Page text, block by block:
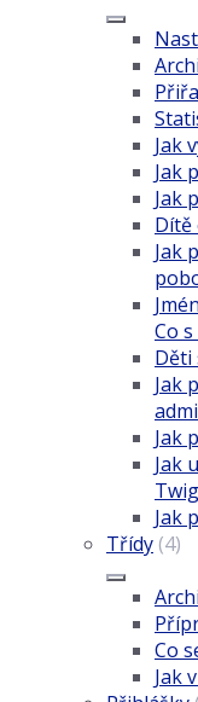
Jak
Jak
Jak
Dítě
Jak
Co
Děti
Jak
Jak
Jak
Jak
Třídy (4)
Co
Jak